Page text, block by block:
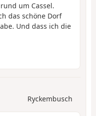
um Cassel.
das schöne Dorf
Und dass ich die
Ryckembusch